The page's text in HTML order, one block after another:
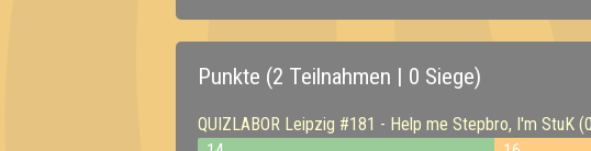
Punkte (2 Teilnahmen | 0 Siege)
QUIZLABOR Leipzig #181 - Help me Stepbro, I'm StuK